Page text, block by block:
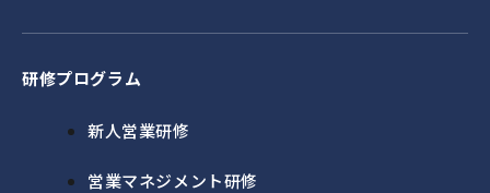
研修プログラム
新人営業研修
営業マネジメント研修